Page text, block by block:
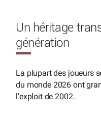
Un héritage
génération
La plupart des joueurs
du monde 2026 ont
l’exploit de 2002.